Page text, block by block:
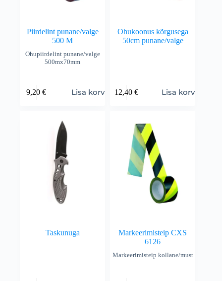
Piirdelint punane/valge
500 M
Ohupiirdelint punane/valge
500mx70mm
9,20€ Lisa korvi
Ohukoonus kõrgusega
50cm punane/valge
12,40€ Lisa korvi
Taskunuga
Markeerimisteip CXS
6126
Markeerimisteip kollane/must